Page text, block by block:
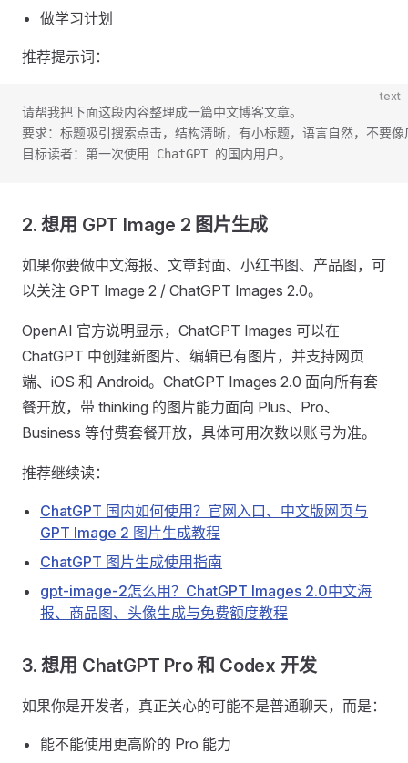
做学习计划
推荐提示词：
text
请帮我把下面这段内容整理成一篇中文博客文章。
要求：标题吸引搜索点击，结构清晰，有小标题，语言自然，不要像
目标读者：第一次使用 ChatGPT 的国内用户。
2. 想用 GPT Image 2 图片生成
如果你要做中文海报、文章封面、小红书图、产品图，可
以关注 GPT Image 2 / ChatGPT Images 2.0。
OpenAI 官方说明显示，ChatGPT Images 可以在
ChatGPT 中创建新图片、编辑已有图片，并支持网页
端、iOS 和 Android。ChatGPT Images 2.0 面向所有套
餐开放，带 thinking 的图片能力面向 Plus、Pro、
Business 等付费套餐开放，具体可用次数以账号为准。
推荐继续读：
ChatGPT 国内如何使用？官网入口、中文版网页与
GPT Image 2 图片生成教程
ChatGPT 图片生成使用指南
gpt-image-2怎么用？ChatGPT Images 2.0中文海
报、商品图、头像生成与免费额度教程
3. 想用 ChatGPT Pro 和 Codex 开发
如果你是开发者，真正关心的可能不是普通聊天，而是：
能不能使用更高阶的 Pro 能力